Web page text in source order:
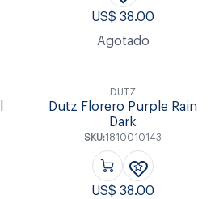
US$38.00
Agotado
DUTZ
Dutz Florero Purple Rain
Dark
SKU:1810010143
US$38.00